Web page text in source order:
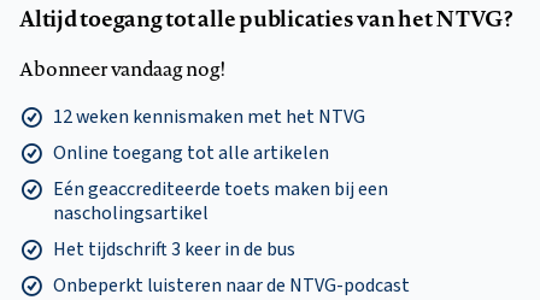
Altijd toegang tot alle publicaties van het NTVG?
Abonneer vandaag nog!
12 weken kennismaken met het NTVG
Online toegang tot alle artikelen
Eén geaccrediteerde toets maken bij een
nascholingsartikel
Het tijdschrift 3 keer in de bus
Onbeperkt luisteren naar de NTVG-podcast